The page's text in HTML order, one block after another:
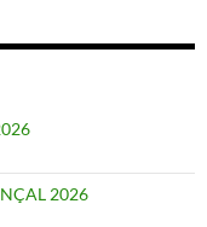
2026